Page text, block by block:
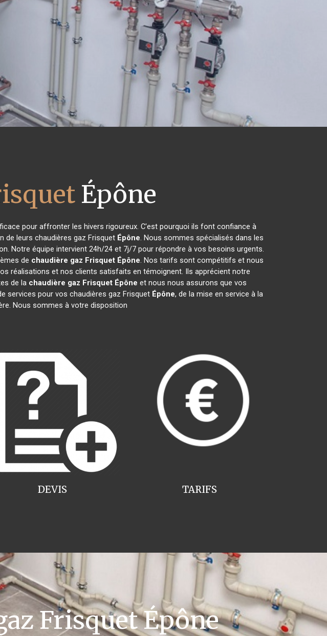
Épône
pour affronter les hivers rigoureux. C'est pourquoi ils font confiance à
de leurs chaudières gaz Frisquet Épône. Nous sommes spécialisés dans les
Notre équipe intervient 24h/24 et 7j/7 pour répondre à vos besoins urgents.
de chaudière gaz Frisquet Épône. Nos tarifs sont compétitifs et nous
réalisations et nos clients satisfaits en témoignent. Ils apprécient notre
de la chaudière gaz Frisquet Épône et nous nous assurons que vos
services pour vos chaudières gaz Frisquet Épône, de la mise en service à la
Nous sommes à votre disposition
TARIFS
DEVIS
Frisquet Épône